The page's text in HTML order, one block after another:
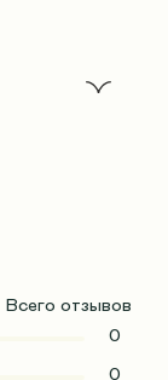
Всего отзывов
0
0